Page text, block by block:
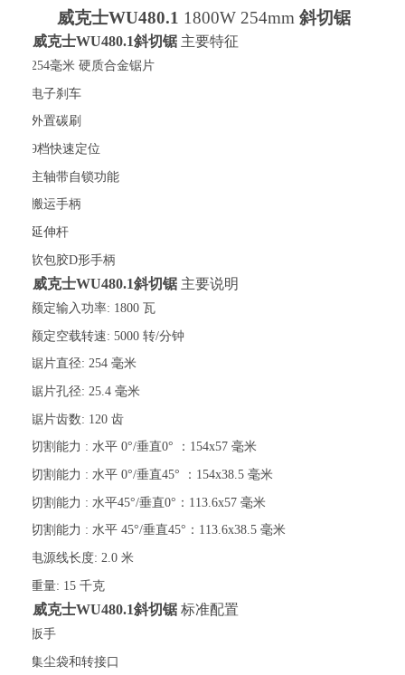
威克士WU480.1 1800W 254mm 斜切锯
威克士WU480.1斜切锯 主要特征
254毫米 硬质合金锯片
电子刹车
外置碳刷
9档快速定位
主轴带自锁功能
搬运手柄
延伸杆
软包胶D形手柄
威克士WU480.1斜切锯 主要说明
额定输入功率: 1800 瓦
额定空载转速: 5000 转/分钟
锯片直径: 254 毫米
锯片孔径: 25.4 毫米
锯片齿数: 120 齿
切割能力 : 水平 0°/垂直0° ：154x57 毫米
切割能力 : 水平 0°/垂直45° ：154x38.5 毫米
切割能力 : 水平45°/垂直0°：113.6x57 毫米
切割能力 : 水平 45°/垂直45°：113.6x38.5 毫米
电源线长度: 2.0 米
重量: 15 千克
威克士WU480.1斜切锯 标准配置
扳手
集尘袋和转接口